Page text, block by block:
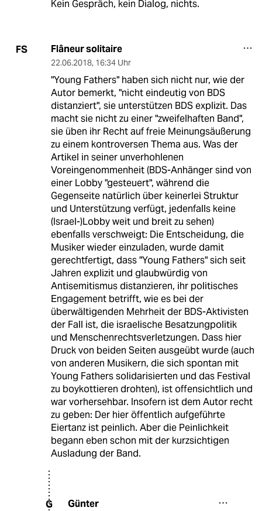
Kein Gespräch, kein Dialog, nichts.
FS Flâneur solitaire
22.06.2018, 16:34 Uhr
"Young Fathers" haben sich nicht nur, wie der
Autor bemerkt, "nicht eindeutig von BDS
distanziert", sie unterstützen BDS explizit. Das
macht sie nicht zu einer "zweifelhaften Band",
sie üben ihr Recht auf freie Meinungsäußerung
zu einem kontroversen Thema aus. Was der
Artikel in seiner unverhohlenen
Voreingenommenheit (BDS-Anhänger sind von
einer Lobby "gesteuert", während die
Gegenseite natürlich über keinerlei Struktur
und Unterstützung verfügt, jedenfalls keine
(Israel-)Lobby weit und breit zu sehen)
ebenfalls verschweigt: Die Entscheidung, die
Musiker wieder einzuladen, wurde damit
gerechtfertigt, dass "Young Fathers" sich seit
Jahren explizit und glaubwürdig von
Antisemitismus distanzieren, ihr politisches
Engagement betrifft, wie es bei der
überwältigenden Mehrheit der BDS-Aktivisten
der Fall ist, die israelische Besatzungpolitik
und Menschenrechtsverletzungen. Dass hier
Druck von beiden Seiten ausgeübt wurde (auch
von anderen Musikern, die sich spontan mit
Young Fathers solidarisierten und das Festival
zu boykottieren drohten), ist offensichtlich und
war vorhersehbar. Insofern ist dem Autor recht
zu geben: Der hier öffentlich aufgeführte
Eiertanz ist peinlich. Aber die Peinlichkeit
begann eben schon mit der kurzsichtigen
Ausladung der Band.
G Günter